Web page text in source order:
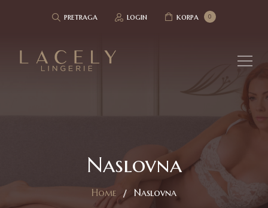
pretraga login 0
korpa
Naslovna
Home Naslovna